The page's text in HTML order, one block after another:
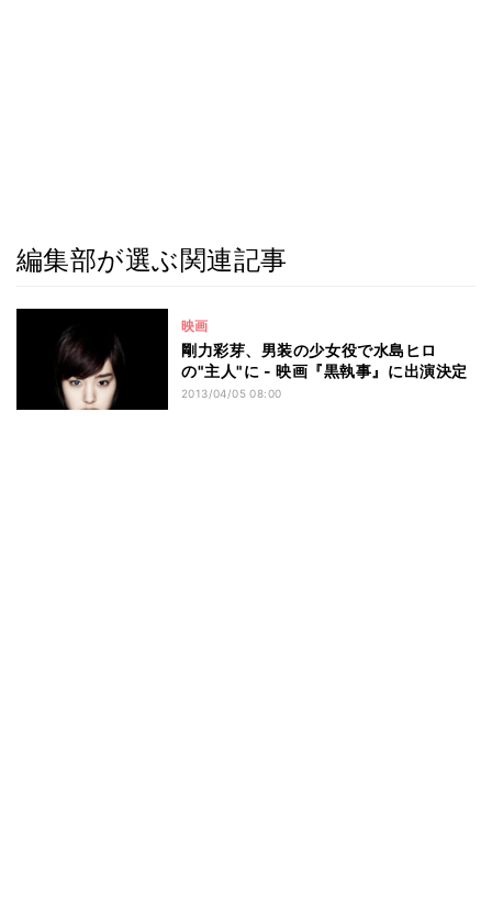
編集部が選ぶ関連記事
映画
剛力彩芽、男装の少女役で水島ヒロ
の"主人"に - 映画『黒執事』に出演決定
2013/04/05 08:00